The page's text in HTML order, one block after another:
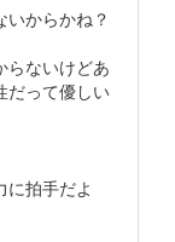
いからかね？
らないけどあ
だって優しい
に拍手だよ